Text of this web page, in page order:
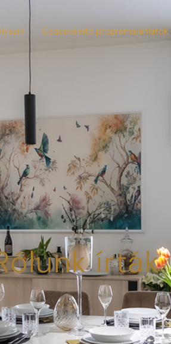
Csapatépítő programajánlatok
írták